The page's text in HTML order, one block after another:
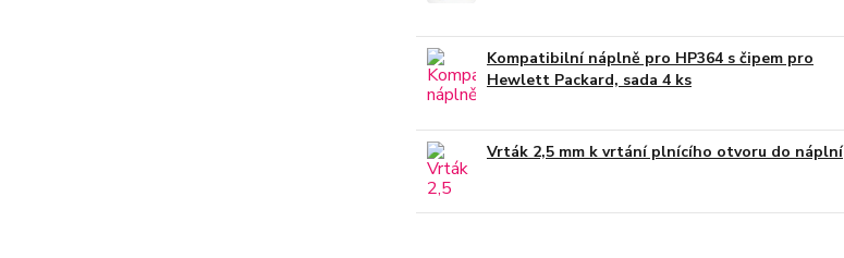
Kompatibilní náplně pro HP364 s čipem pro
Hewlett Packard, sada 4 ks
Vrták 2,5 mm k vrtání plnícího otvoru do náplní